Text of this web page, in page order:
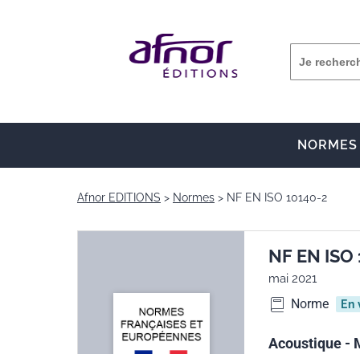
NORMES
Afnor EDITIONS Normes NF EN ISO 10140-2
NF EN
mai 2021
Norme
Acoustique -